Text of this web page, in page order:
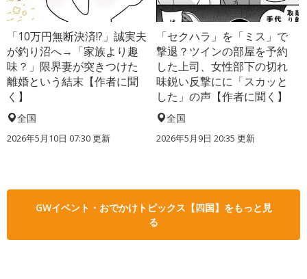
「10万円無断決済!?」誠実夫
が釣り沼へ→「家族より趣
味？」限界妻が突きつけた
離婚という結末【作者に聞
く】
全国
2026年5月10日 07:30 更新
「セクハラ」を「ミス」で
撃退？ツインの部屋を予約
した上司、女性部下の切れ
味鋭い反撃にに「スカッと
した」の声【作者に聞く】
全国
2026年5月9日 20:35 更新
GWイベント・おでかけトピックス【四国】をもっと見
る